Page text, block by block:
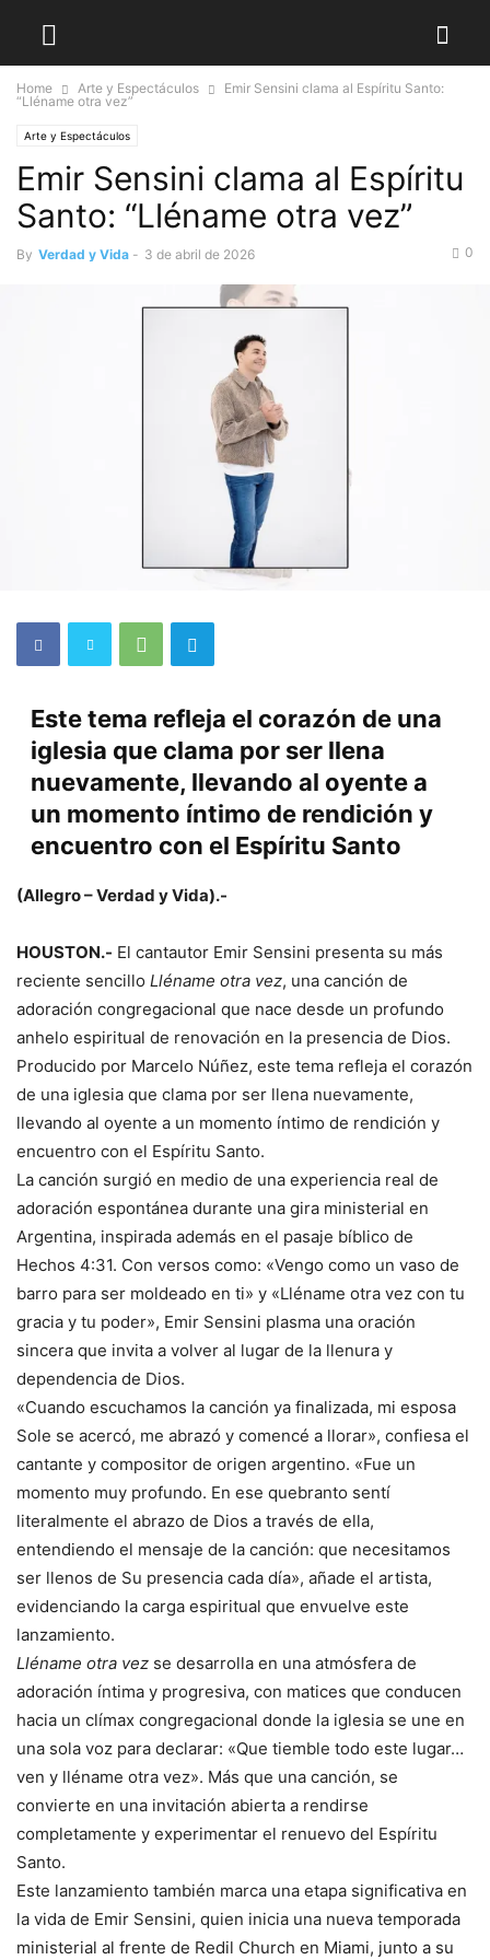
Home Arte y Espectáculos
Emir Sensini clama al Espíritu Santo:
“Lléname otra vez”
Arte y Espectáculos
Emir Sensini clama al Espíritu
Santo: “Lléname otra vez”
By Verdad y Vida - 3 de abril de 2026 0
Este tema refleja el corazón de una
iglesia que clama por ser llena
nuevamente, llevando al oyente a
un momento íntimo de rendición y
encuentro con el Espíritu Santo
(Allegro – Verdad y Vida).-
HOUSTON.- El cantautor Emir Sensini presenta su más
reciente sencillo Lléname otra vez, una canción de
adoración congregacional que nace desde un profundo
anhelo espiritual de renovación en la presencia de Dios.
Producido por Marcelo Núñez, este tema refleja el corazón
de una iglesia que clama por ser llena nuevamente,
llevando al oyente a un momento íntimo de rendición y
encuentro con el Espíritu Santo.
La canción surgió en medio de una experiencia real de
adoración espontánea durante una gira ministerial en
Argentina, inspirada además en el pasaje bíblico de
Hechos 4:31. Con versos como: «Vengo como un vaso de
barro para ser moldeado en ti» y «Lléname otra vez con tu
gracia y tu poder», Emir Sensini plasma una oración
sincera que invita a volver al lugar de la llenura y
dependencia de Dios.
«Cuando escuchamos la canción ya finalizada, mi esposa
Sole se acercó, me abrazó y comencé a llorar», confiesa el
cantante y compositor de origen argentino. «Fue un
momento muy profundo. En ese quebranto sentí
literalmente el abrazo de Dios a través de ella,
entendiendo el mensaje de la canción: que necesitamos
ser llenos de Su presencia cada día», añade el artista,
evidenciando la carga espiritual que envuelve este
lanzamiento.
Lléname otra vez se desarrolla en una atmósfera de
adoración íntima y progresiva, con matices que conducen
hacia un clímax congregacional donde la iglesia se une en
una sola voz para declarar: «Que tiemble todo este lugar…
ven y lléname otra vez». Más que una canción, se
convierte en una invitación abierta a rendirse
completamente y experimentar el renuevo del Espíritu
Santo.
Este lanzamiento también marca una etapa significativa en
la vida de Emir Sensini, quien inicia una nueva temporada
ministerial al frente de Redil Church en Miami, junto a su